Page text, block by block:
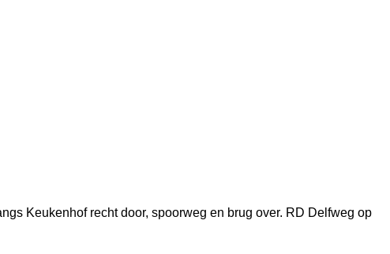
Keukenhof recht door, spoorweg en brug over. RD Delfweg op